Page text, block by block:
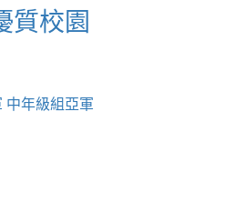
質校園
中年級組亞軍